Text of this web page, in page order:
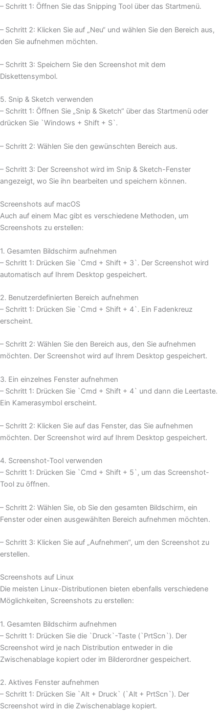
– Schritt 1: Öffnen Sie das Snipping Tool über das Startmenü.
– Schritt 2: Klicken Sie auf „Neu“ und wählen Sie den Bereich aus,
den Sie aufnehmen möchten.
– Schritt 3: Speichern Sie den Screenshot mit dem
Diskettensymbol.
5. Snip & Sketch verwenden
– Schritt 1: Öffnen Sie „Snip & Sketch“ über das Startmenü oder
drücken Sie `Windows + Shift + S`.
– Schritt 2: Wählen Sie den gewünschten Bereich aus.
– Schritt 3: Der Screenshot wird im Snip & Sketch-Fenster
angezeigt, wo Sie ihn bearbeiten und speichern können.
Screenshots auf macOS
Auch auf einem Mac gibt es verschiedene Methoden, um
Screenshots zu erstellen:
1. Gesamten Bildschirm aufnehmen
– Schritt 1: Drücken Sie `Cmd + Shift + 3`. Der Screenshot wird
automatisch auf Ihrem Desktop gespeichert.
2. Benutzerdefinierten Bereich aufnehmen
– Schritt 1: Drücken Sie `Cmd + Shift + 4`. Ein Fadenkreuz
erscheint.
– Schritt 2: Wählen Sie den Bereich aus, den Sie aufnehmen
möchten. Der Screenshot wird auf Ihrem Desktop gespeichert.
3. Ein einzelnes Fenster aufnehmen
– Schritt 1: Drücken Sie `Cmd + Shift + 4` und dann die Leertaste.
Ein Kamerasymbol erscheint.
– Schritt 2: Klicken Sie auf das Fenster, das Sie aufnehmen
möchten. Der Screenshot wird auf Ihrem Desktop gespeichert.
4. Screenshot-Tool verwenden
– Schritt 1: Drücken Sie `Cmd + Shift + 5`, um das Screenshot-
Tool zu öffnen.
– Schritt 2: Wählen Sie, ob Sie den gesamten Bildschirm, ein
Fenster oder einen ausgewählten Bereich aufnehmen möchten.
– Schritt 3: Klicken Sie auf „Aufnehmen“, um den Screenshot zu
erstellen.
Screenshots auf Linux
Die meisten Linux-Distributionen bieten ebenfalls verschiedene
Möglichkeiten, Screenshots zu erstellen:
1. Gesamten Bildschirm aufnehmen
– Schritt 1: Drücken Sie die `Druck`-Taste (`PrtScn`). Der
Screenshot wird je nach Distribution entweder in die
Zwischenablage kopiert oder im Bilderordner gespeichert.
2. Aktives Fenster aufnehmen
– Schritt 1: Drücken Sie `Alt + Druck` (`Alt + PrtScn`). Der
Screenshot wird in die Zwischenablage kopiert.